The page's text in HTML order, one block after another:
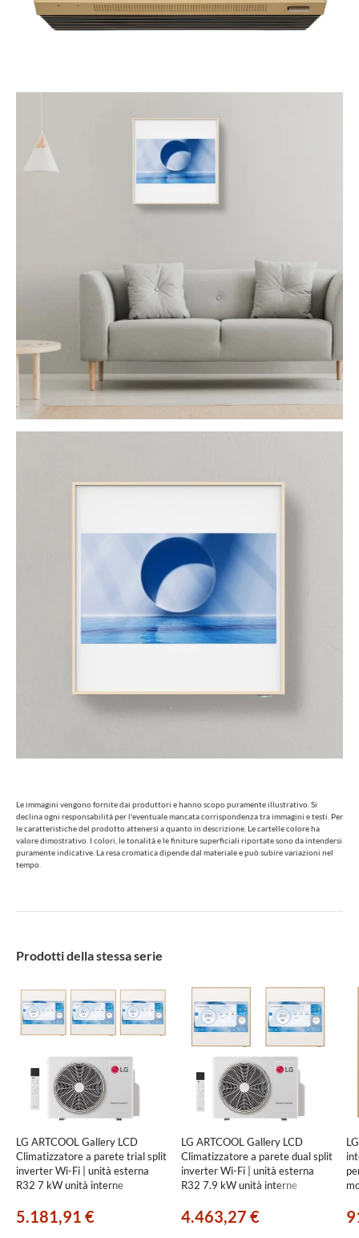
Le immagini vengono fornite dai produttori e hanno scopo puramente illustrativo. Si
declina ogni responsabilità per l'eventuale mancata corrispondenza tra immagini e testi. Per
le caratteristiche del prodotto attenersi a quanto in descrizione. Le cartelle colore ha
valore dimostrativo. I colori, le tonalità e le finiture superficiali riportate sono da intendersi
puramente indicative. La resa cromatica dipende dal materiale e può subire variazioni nel
tempo.
Prodotti della stessa serie
LG ARTCOOL Gallery LCD
Climatizzatore a parete trial split
inverter Wi-Fi | unità esterna
R32 7 kW unità interne
MU4R25.U24A0+A[09|09|09]GA2N.EEU
5.181,91 €
LG ARTCOOL Gallery LCD
Climatizzatore a parete dual split
inverter Wi-Fi | unità esterna
R32 7.9 kW unità interne
4.463,27 €